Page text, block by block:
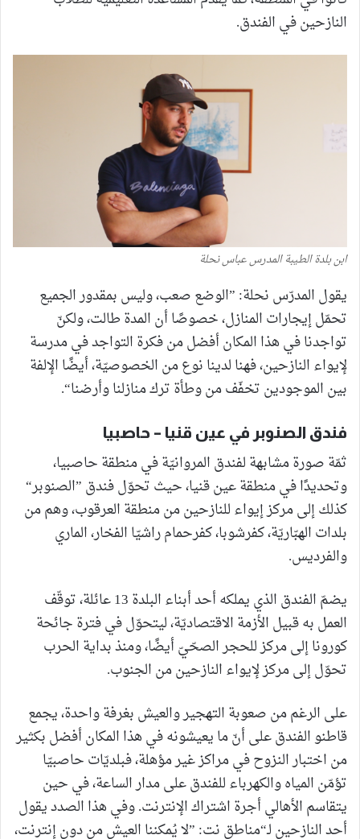
النازحين في الفندق.
ابن بلدة الطيبة المدرس عباس نحلة
يقول المدرّس نحلة: ”الوضع صعب، وليس بمقدور الجميع
تحمّل إيجارات المنازل، خصوصًا أن المدة طالت، ولكنّ
تواجدنا في هذا المكان أفضل من فكرة التواجد في مدرسة
لإيواء النازحين، فهنا لدينا نوع من الخصوصيّة، أيضًا الإلفة
بين الموجودين تخفّف من وطأة ترك منازلنا وأرضنا“.
فندق الصنوبر في عين قنيا – حاصبيا
ثمّة صورة مشابهة لفندق المروانيّة في منطقة حاصبيا،
وتحديدًا في منطقة عين قنيا، حيث تحوّل فندق ”الصنوبر“
كذلك إلى مركز إيواء للنازحين من منطقة العرقوب، وهم من
بلدات الهبّاريّة، كفرشوبا، كفرحمام راشيّا الفخار، الماري
والفرديس.
يضمّ الفندق الذي يملكه أحد أبناء البلدة 13 عائلة، توقّف
العمل به قبيل الأزمة الاقتصاديّة، ليتحوّل في فترة جائحة
كورونا إلى مركز للحجر الصحّيّ أيضًا، ومنذ بداية الحرب
تحوّل إلى مركز لإيواء النازحين من الجنوب.
على الرغم من صعوبة التهجير والعيش بغرفة واحدة، يجمع
قاطنو الفندق على أنّ ما يعيشونه في هذا المكان أفضل بكثير
من اختبار النزوح في مراكز غير مؤهلة، فبلديّات حاصبيّا
تؤمّن المياه والكهرباء للفندق على مدار الساعة، في حين
يتقاسم الأهالي أجرة اشتراك الإنترنت. وفي هذا الصدد يقول
أحد النازحين لـ“مناطق نت: ”لا يُمكننا العيش من دون إنترنت،